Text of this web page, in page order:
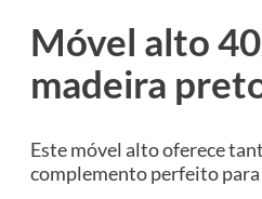
Móvel alto
madeira
Este móvel alto oferece
complemento perfeito para